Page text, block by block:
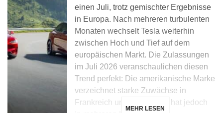
einen Juli, trotz gemischter Ergebnisse
in Europa. Nach mehreren turbulenten
Monaten wechselt Tesla weiterhin
zwischen Hoch und Tief auf dem
europäischen Markt. Die Zulassungen
im Juli 2026 veranschaulichen diesen
Trend perfekt: Die amerikanische Marke
verzeichnet starke Zuwächse in
Frankreich und Dänemark, hat jedoch
MEHR LESEN